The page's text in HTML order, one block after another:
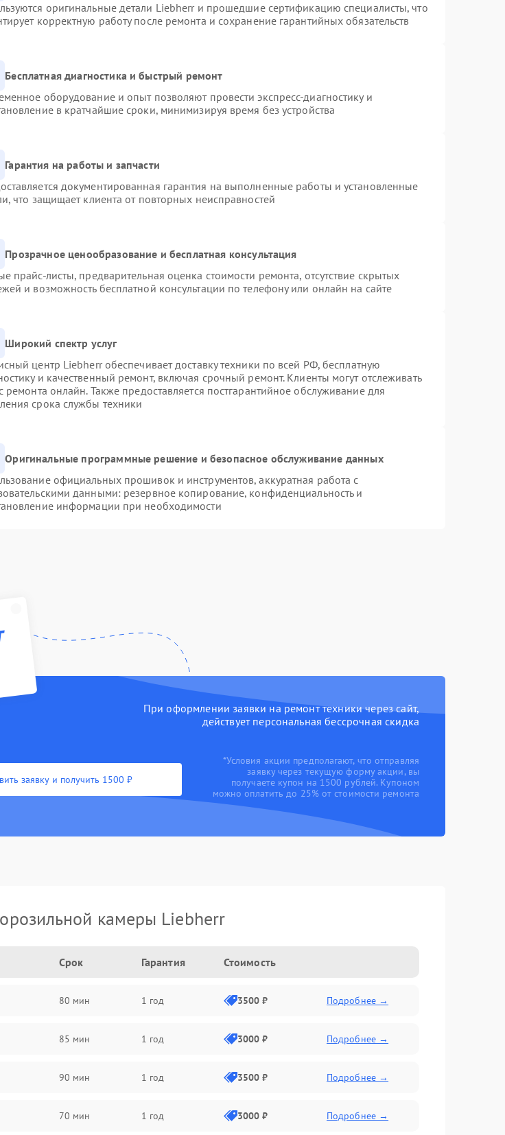
оригинальные детали Liebherr и прошедшие сертификацию специалисты, что
корректную работу после ремонта и сохранение гарантийных обязательств
Бесплатная диагностика и быстрый ремонт
оборудование и опыт позволяют провести экспресс-диагностику и
в кратчайшие сроки, минимизируя время без устройства
Гарантия на работы и запчасти
документированная гарантия на выполненные работы и установленные
что защищает клиента от повторных неисправностей
Прозрачное ценообразование и бесплатная консультация
прайс-листы, предварительная оценка стоимости ремонта, отсутствие скрытых
и возможность бесплатной консультации по телефону или онлайн на сайте
Широкий спектр услуг
центр Liebherr обеспечивает доставку техники по всей РФ, бесплатную
и качественный ремонт, включая срочный ремонт. Клиенты могут отслеживать
ремонта онлайн. Также предоставляется постгарантийное обслуживание для
срока службы техники
Оригинальные программные решение и безопасное обслуживание данных
официальных прошивок и инструментов, аккуратная работа с
данными: резервное копирование, конфиденциальность и
информации при необходимости
При оформлении заявки на ремонт техники через сайт,
действует персональная бессрочная скидка
заявку и получить 1500 ₽
*Условия акции предполагают, что отправляя
заявку через текущую форму акции, вы
получаете купон на 1500 рублей. Купоном
можно оплатить до 25% от стоимости ремонта
камеры Liebherr
Срок Гарантия Стоимость
80 мин 1 год 3500 ₽ Подробнее →
85 мин 1 год 3000 ₽ Подробнее →
90 мин 1 год 3500 ₽ Подробнее →
70 мин 1 год 3000 ₽ Подробнее →